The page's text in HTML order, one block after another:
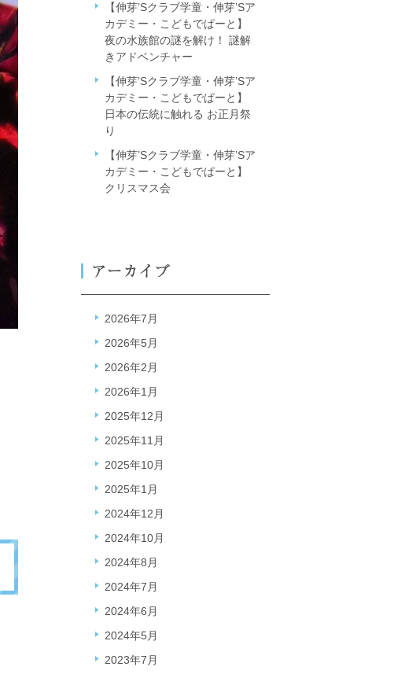
【伸芽’Sクラブ学童・伸芽’Sア
カデミー・こどもでぱーと】
夜の水族館の謎を解け！ 謎解
きアドベンチャー
【伸芽’Sクラブ学童・伸芽’Sア
カデミー・こどもでぱーと】
日本の伝統に触れる お正月祭
り
【伸芽’Sクラブ学童・伸芽’Sア
カデミー・こどもでぱーと】
クリスマス会
2026年7月
2026年5月
2026年2月
2026年1月
2025年12月
2025年11月
2025年10月
2025年1月
2024年12月
2024年10月
2024年8月
2024年7月
2024年6月
2024年5月
2023年7月